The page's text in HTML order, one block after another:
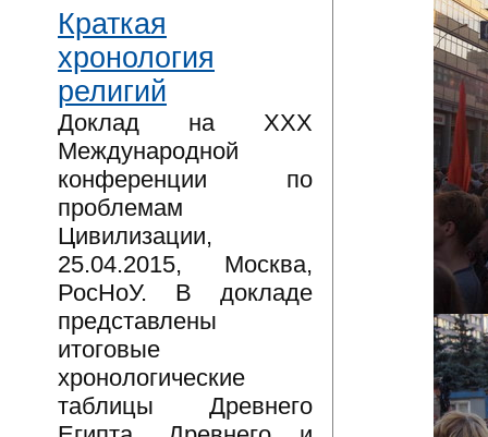
Краткая
хронология
религий
Доклад на XXX
Международной
конференции по
проблемам
Цивилизации,
25.04.2015, Москва,
РосНоУ. В докладе
представлены
итоговые
хронологические
таблицы Древнего